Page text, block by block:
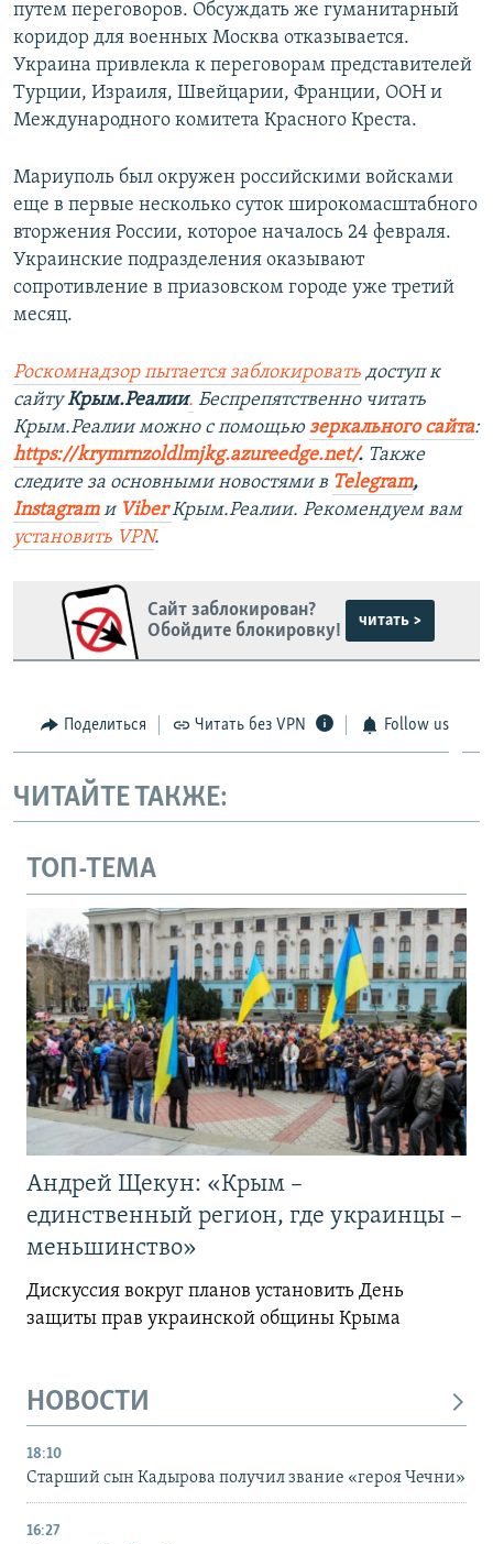
путем переговоров. Обсуждать же гуманитарный
коридор для военных Москва отказывается.
Украина привлекла к переговорам представителей
Турции, Израиля, Швейцарии, Франции, ООН и
Международного комитета Красного Креста.
Мариуполь был окружен российскими войсками
еще в первые несколько суток широкомасштабного
вторжения России, которое началось 24 февраля.
Украинские подразделения оказывают
сопротивление в приазовском городе уже третий
месяц.
Роскомнадзор пытается заблокировать доступ к
сайту Крым.Реалии. Беспрепятственно читать
Крым.Реалии можно с помощью зеркального сайта:
https://krymrnzoldlmjkg.azureedge.net/. Также
следите за основными новостями в Telegram,
Instagram и ViberКрым.Реалии. Рекомендуем вам
установить VPN.
Сайт заблокирован?
Обойдите блокировку!
читать >
Поделиться Читать без VPN Follow us
ЧИТАЙТЕ ТАКЖЕ:
ТОП-ТЕМА
Андрей Щекун: «Крым –
единственный регион, где украинцы –
меньшинство»
Дискуссия вокруг планов установить День
защиты прав украинской общины Крыма
НОВОСТИ
18:10
Старший сын Кадырова получил звание «героя Чечни»
16:27